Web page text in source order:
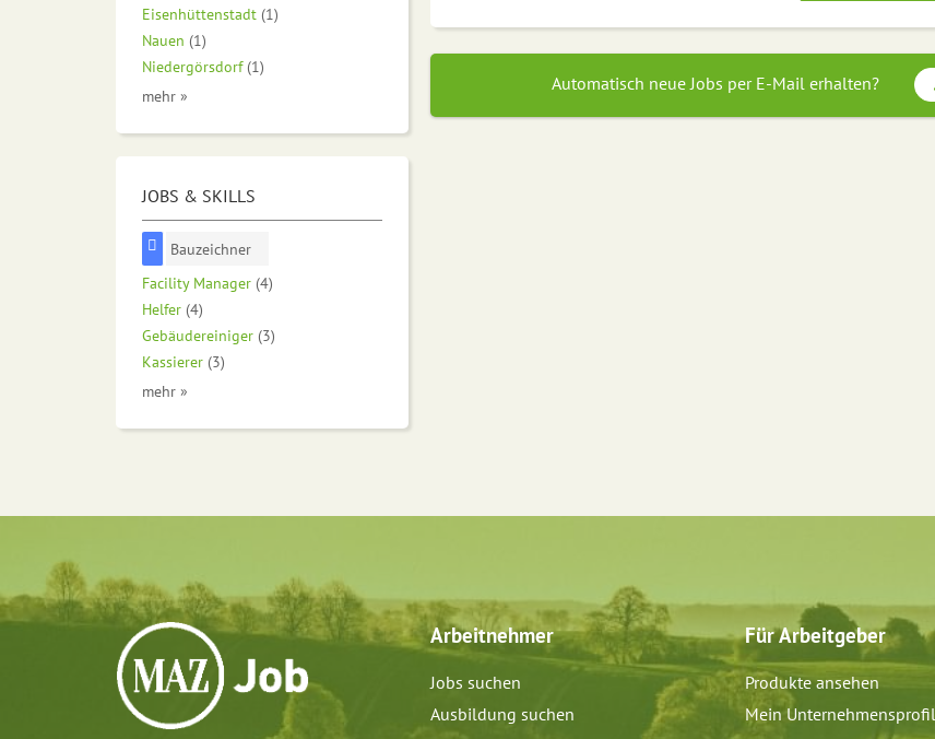
Automatisch neue Jobs per E-Mail erhalten?
Eisenhüttenstadt (1)
Nauen (1)
Niedergörsdorf (1)
mehr »
JOBS & SKILLS
Bauzeichner
Facility Manager (4)
Helfer (4)
Gebäudereiniger (3)
Kassierer (3)
mehr »
Arbeitnehmer
Jobs suchen
Ausbildung suchen
Für Arbeitgeber
Produkte ansehen
Mein Unternehmensprofil